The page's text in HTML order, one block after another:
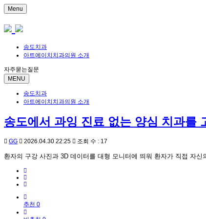
Menu
송도치과
아트에이치치과의원 소개
자주묻는질문
MENU
송도치과
아트에이치치과의원 소개
송도에서 과잉 진료 없는 양심 치과를
GG 2026.04.30 22:25 조회 수 : 17
환자의 구강 사진과 3D 데이터를 대형 모니터에 띄워 환자가 직접 자
추천 0